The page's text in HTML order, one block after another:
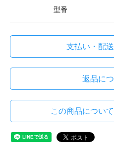
型番
支払い・配
返品に
この商品につい